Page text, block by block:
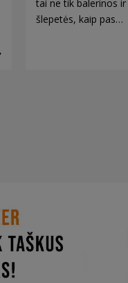
tai ne tik balerinos
šlepetės, kaip pas…